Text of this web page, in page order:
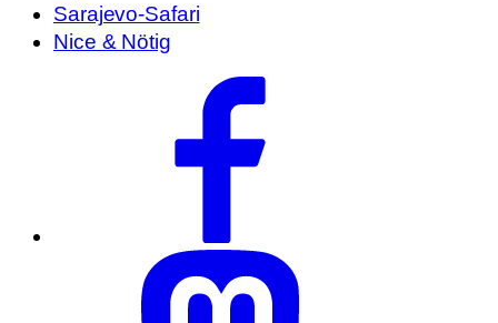
Sarajevo-Safari
Nice & Nötig